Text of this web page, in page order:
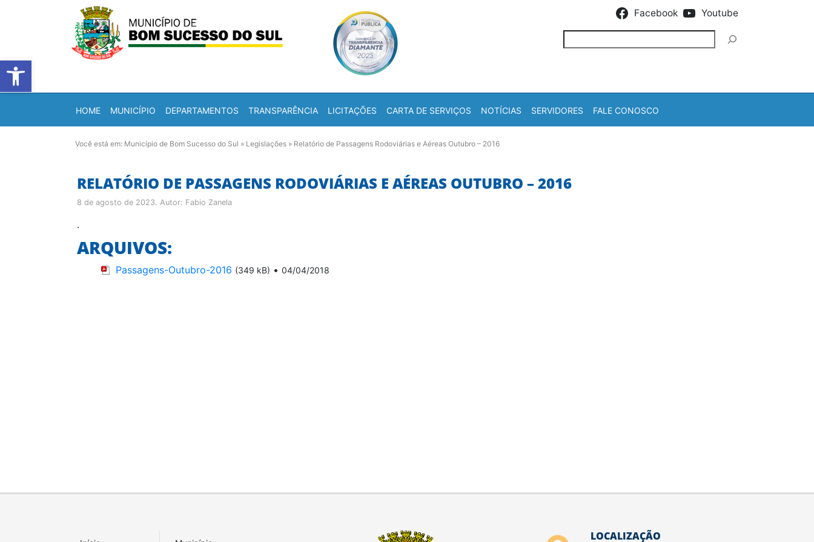
Barra de Ferramentas Aberta
Facebook Youtube
HOME MUNICÍPIO DEPARTAMENTOS TRANSPARÊNCIA LICITAÇÕES CARTA DE SERVIÇOS NOTÍCIAS SERVIDORES FALE CONOSCO
Você está em: Município de Bom Sucesso do Sul » Legislações » Relatório de Passagens Rodoviárias e Aéreas Outubro – 2016
RELATÓRIO DE PASSAGENS RODOVIÁRIAS E AÉREAS OUTUBRO – 2016
8 de agosto de 2023. Autor: Fabio Zanela
.
ARQUIVOS:
Passagens-Outubro-2016 (349 kB) • 04/04/2018
LOCALIZAÇÃO